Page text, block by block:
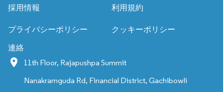
採用情報 利用規約
プライバシーポリシー クッキーポリシー
連絡
11th Floor, Rajapushpa Summit
Nanakramguda Rd, Financial District, Gachibowli